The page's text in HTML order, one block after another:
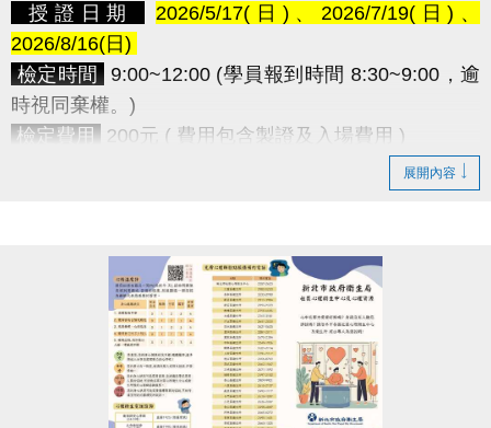
​授證日期
2026/5/17(日)、2026/7/19(日)、
2026/8/16(日)
檢定時間 9:00~12:00 (學員報到時間 8:30~9:00，逾
時視同棄權。)
檢定費用 200元 ( 費用包含製證及入場費用 )
•凡報名本中心114、115年度之游泳課程，該學員享
免費報名。(由中心查證後，即可享此優惠。)
則視同放棄，且不予退費及改期。
請攜帶1吋大頭照2張及學員檢定表(
至中心一樓櫃台現場報名
08:30 ~ 09:00 報到點名
展開內容